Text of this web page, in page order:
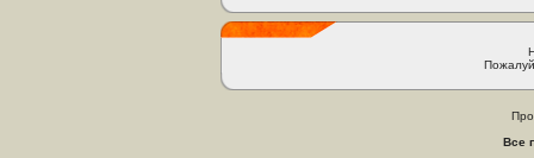
Все